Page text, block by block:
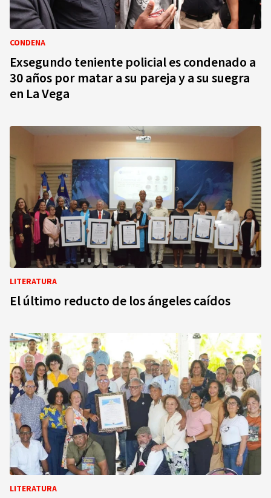
CONDENA
Exsegundo teniente policial es condenado a
30 años por matar a su pareja y a su suegra
en La Vega
LITERATURA
El último reducto de los ángeles caídos
LITERATURA